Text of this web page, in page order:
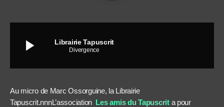
play_arrow Librairie Tapuscrit
Divergence
Au micro de Marc Ossorguine, la Librairie
Tapuscrit.nnnL’association Les amis du Tapuscrit a pour